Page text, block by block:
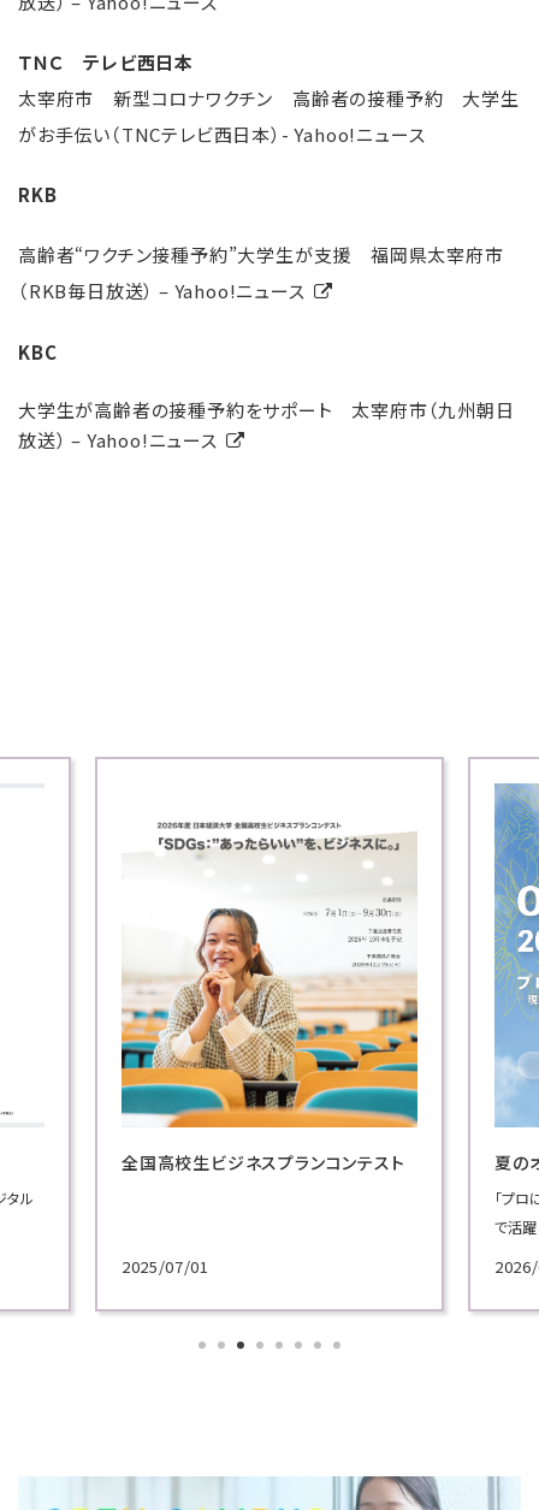
ＴＮＣ テレビ西日本
太宰府市 新型コロナワクチン 高齢者の接種予約 大学生
がお手伝い（TNCテレビ西日本）- Yahoo!ニュース
RKB
高齢者“ワクチン接種予約”大学生が支援 福岡県太宰府市
（RKB毎日放送） – Yahoo!ニュース
KBC
大学生が高齢者の接種予約をサポート 太宰府市（九州朝日
放送） – Yahoo!ニュース
タル
全国高校生ビジネスプランコンテスト
2025/07/01
夏の
「プ
で活
講義を